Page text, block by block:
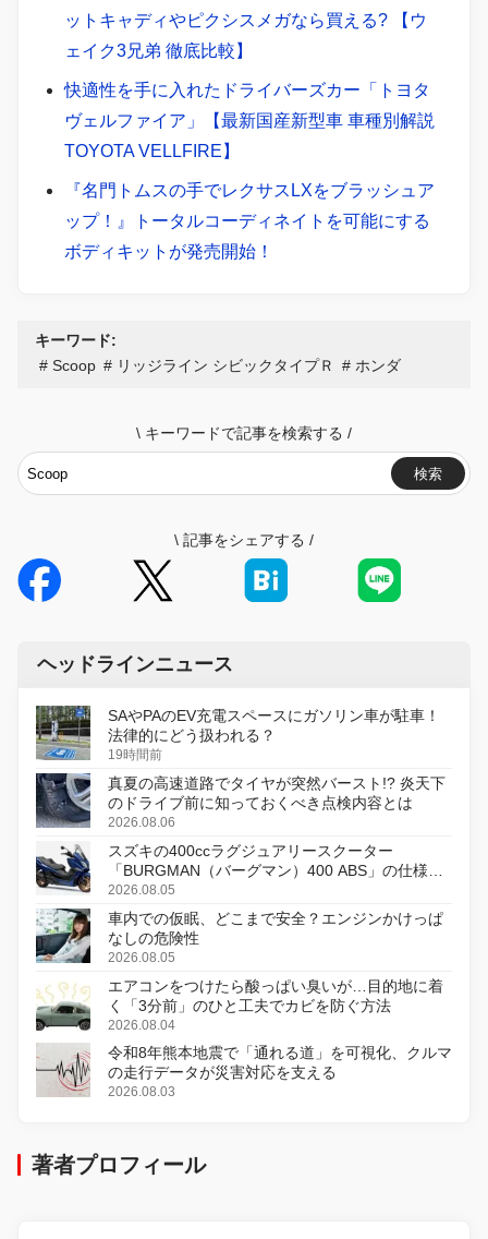
ットキャディやピクシスメガなら買える? 【ウ
ェイク3兄弟 徹底比較】
快適性を手に入れたドライバーズカー「トヨタ
ヴェルファイア」【最新国産新型車 車種別解説
TOYOTA VELLFIRE】
『名門トムスの手でレクサスLXをブラッシュア
ップ！』トータルコーディネイトを可能にする
ボディキットが発売開始！
キーワード:
Scoop
リッジライン シビックタイプＲ ホンダ
\ キーワードで記事を検索する /
検索
\ 記事をシェアする /
ヘッドラインニュース
SAやPAのEV充電スペースにガソリン車が駐車！
法律的にどう扱われる？
19時間前
真夏の高速道路でタイヤが突然バースト!? 炎天下
のドライブ前に知っておくべき点検内容とは
2026.08.06
スズキの400ccラグジュアリースクーター
「BURGMAN（バーグマン）400 ABS」の仕様を
変更し、8月18日に発売
2026.08.05
車内での仮眠、どこまで安全？エンジンかけっぱ
なしの危険性
2026.08.05
エアコンをつけたら酸っぱい臭いが…目的地に着
く「3分前」のひと工夫でカビを防ぐ方法
2026.08.04
令和8年熊本地震で「通れる道」を可視化、クルマ
の走行データが災害対応を支える
2026.08.03
著者プロフィール